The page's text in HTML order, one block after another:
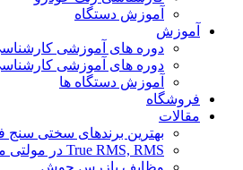
آموزش دستگاه
آموزش
دوره های آموزشی
دوره های آموزشی
آموزش دستگاه ها
فروشگاه
مقالات
بهترین برندهای سختی سنج
True RMS, RMS در مولتی متر ها چیست؟
وظایف بازرس جوش